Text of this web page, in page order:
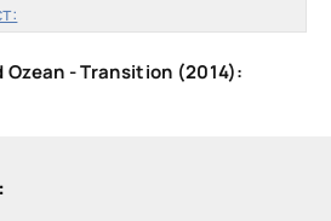
Ozean - Transition (2014):